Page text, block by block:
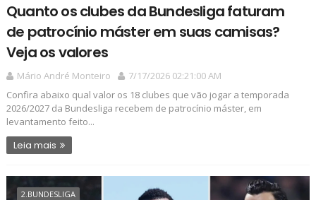
Quanto os clubes da Bundesliga faturam
de patrocínio máster em suas camisas?
Veja os valores
Mário André Monteiro
7/17/2026 02:21:00 AM
Confira abaixo qual valor os 18 clubes que vão jogar a temporada
2026/2027 da Bundesliga recebem de patrocínio máster, em
levantamento feito...
Leia mais
2.BUNDESLIGA